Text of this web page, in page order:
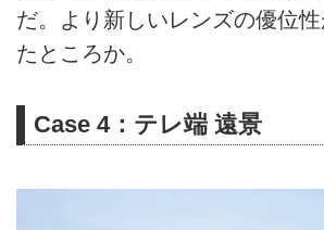
だ。より新しいレンズの優位
たところか。
Case 4：テレ端 遠景